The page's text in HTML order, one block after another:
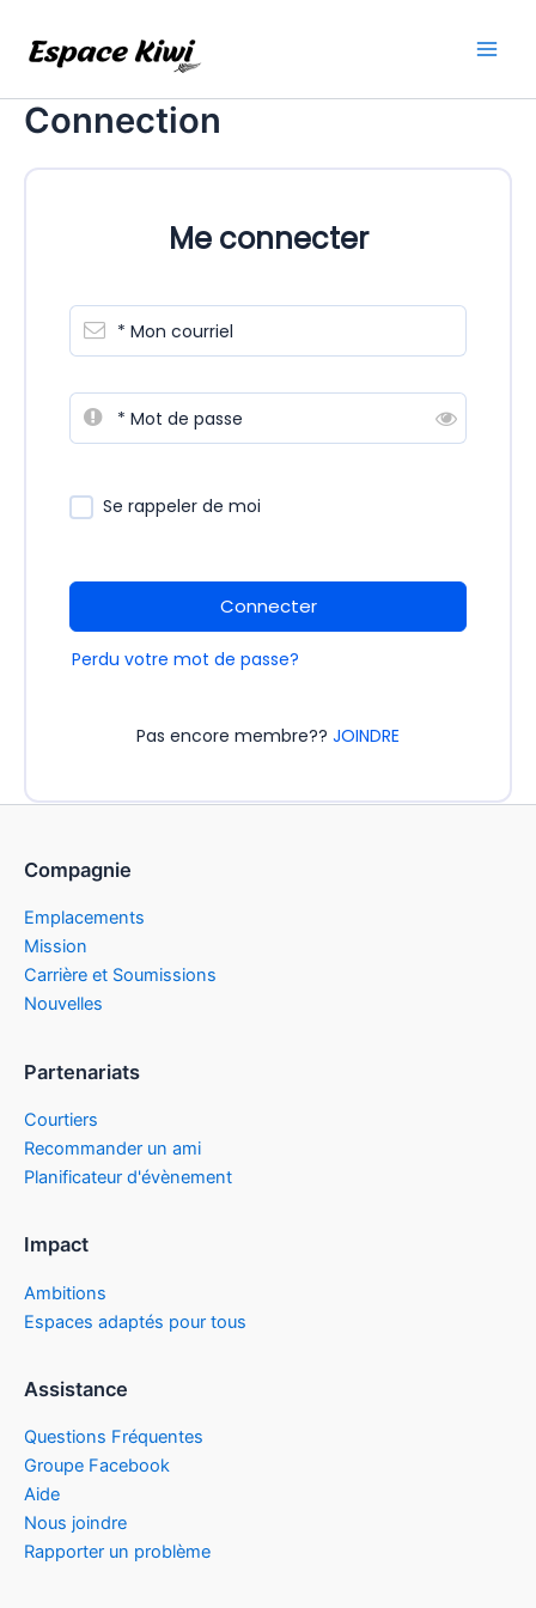
contenu
Connection
Me connecter
* Mon courriel
* Mot de passe
Se rappeler de moi
Connecter
Perdu votre mot de passe?
Pas encore membre?? JOINDRE
Compagnie
Emplacements
Mission
Carrière et Soumissions
Nouvelles
Partenariats
Courtiers
Recommander un ami
Planificateur d'évènement
Impact
Ambitions
Espaces adaptés pour tous
Assistance
Questions Fréquentes
Groupe Facebook
Aide
Nous joindre
Rapporter un problème